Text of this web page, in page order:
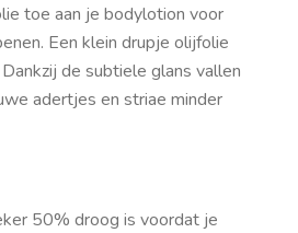
toe aan je bodylotion voor
Een klein drupje olijfolie
de subtiele glans vallen
adertjes en striae minder
50% droog is voordat je